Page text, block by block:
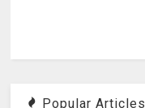
Popular Articles